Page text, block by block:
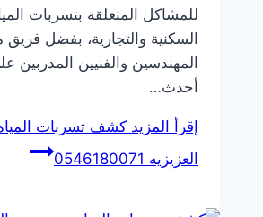
للمشاكل المتعلقة بتسربات
السكنية والتجارية، بفضل
المهندسين والفنيين المدربين
أحدث…
إقرأ المزيد كشف تسربات
العزيزيه 0546180071